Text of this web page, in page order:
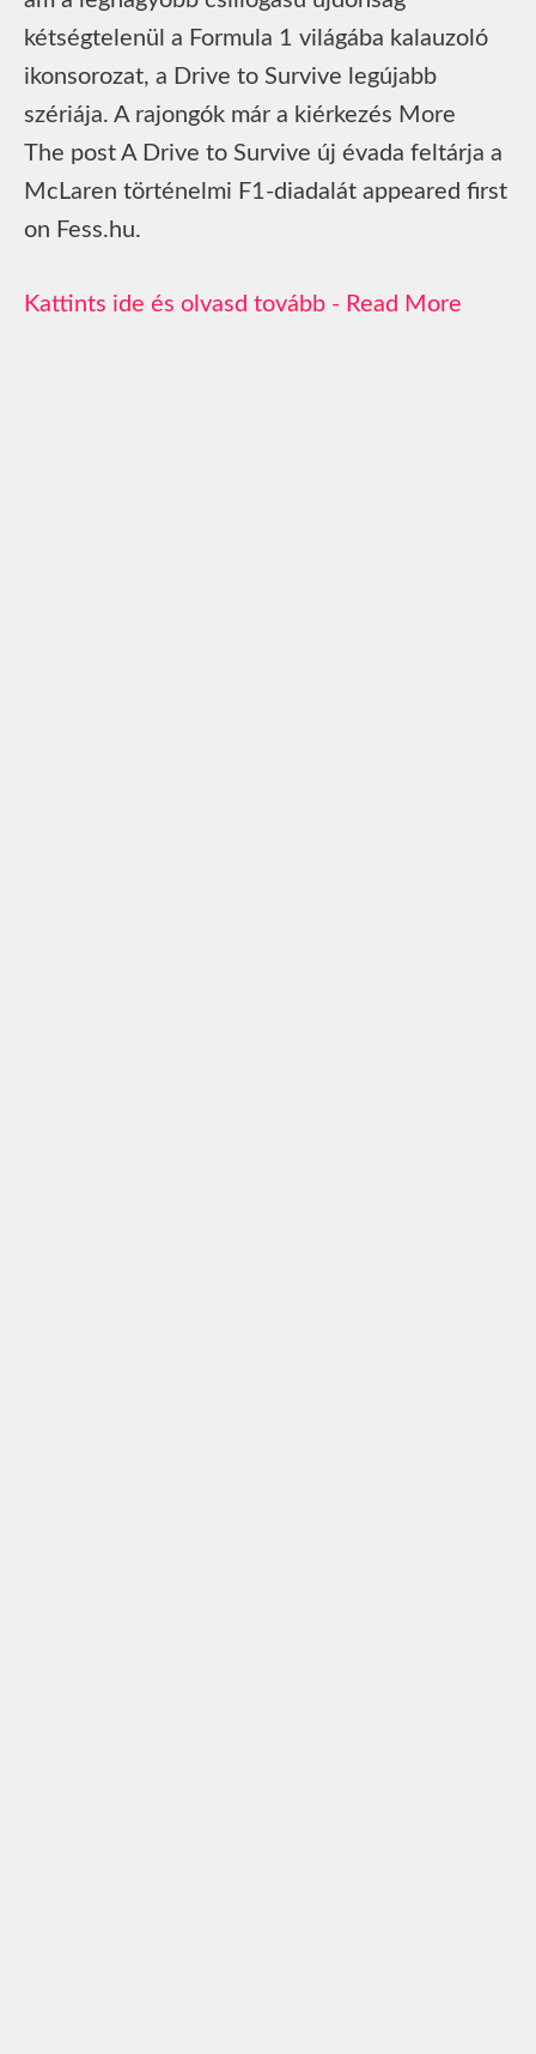
kétségtelenül a Formula 1 világába kalauzoló
ikonsorozat, a Drive to Survive legújabb
szériája. A rajongók már a kiérkezés More
The post A Drive to Survive új évada feltárja a
McLaren történelmi F1‑diadalát appeared first
on Fess.hu.
Read More